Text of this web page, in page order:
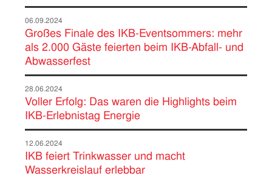
06.09.2024
Großes Finale des IKB-Eventsommers: mehr
als 2.000 Gäste feierten beim IKB-Abfall- und
Abwasserfest
28.06.2024
Voller Erfolg: Das waren die Highlights beim
IKB-Erlebnistag Energie
12.06.2024
IKB feiert Trinkwasser und macht
Wasserkreislauf erlebbar